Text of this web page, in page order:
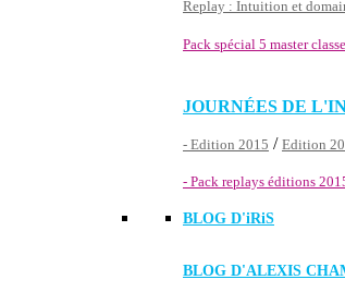
Replay : Intuition et
Pack spécial 5 master
JOURNÉES DE
- Edition 2015 / Edition
- Pack replays éditions
BLOG D'iRiS
BLOG D'ALEXIS